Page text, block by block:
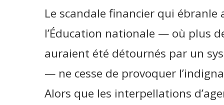
Le scandale financier qui
l’Éducation nationale — où plus
auraient été détournés par un
— ne cesse de provoquer
Alors que les interpellations